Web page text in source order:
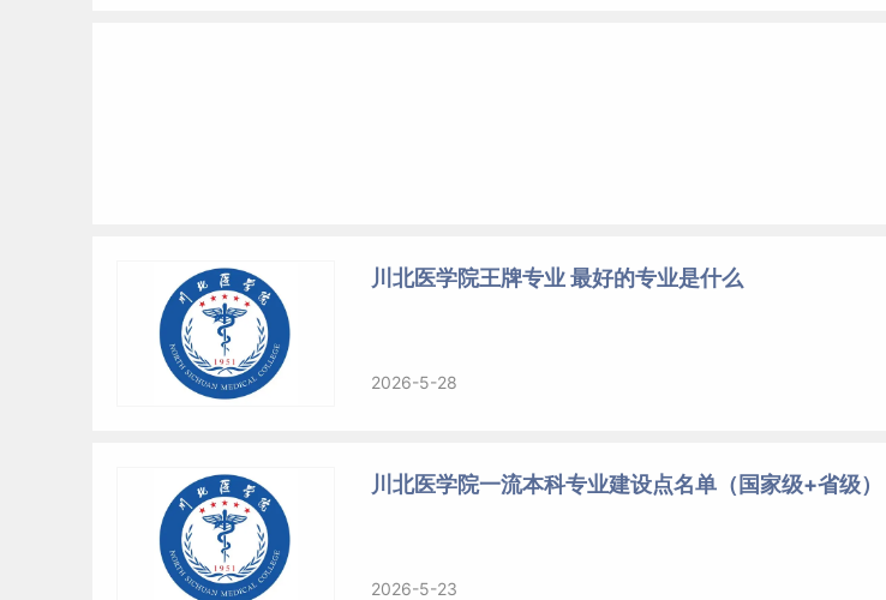
川北医学院王牌专业 最好的专业是什么
2026-5-28
川北医学院一流本科专业建设点名单（国家级+省级）
2026-5-23